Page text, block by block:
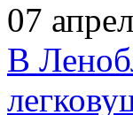
07
В